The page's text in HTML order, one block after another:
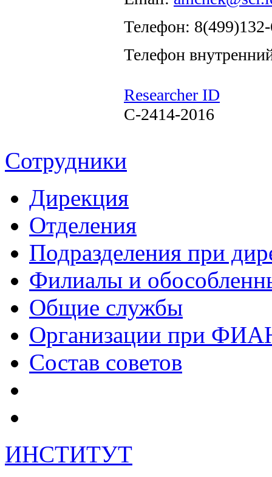
Телефон:
Телефон
Researcher ID
C-2414-2016
Сотрудники
Дирекция
Отделения
Подразделения при
Филиалы и
Общие службы
Организации при
Состав советов
ИНСТИТУТ